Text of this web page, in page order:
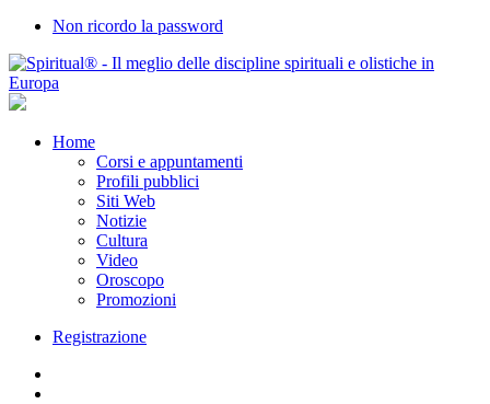
Non ricordo la password
Home
Corsi e appuntamenti
Profili pubblici
Siti Web
Notizie
Cultura
Video
Oroscopo
Promozioni
Registrazione